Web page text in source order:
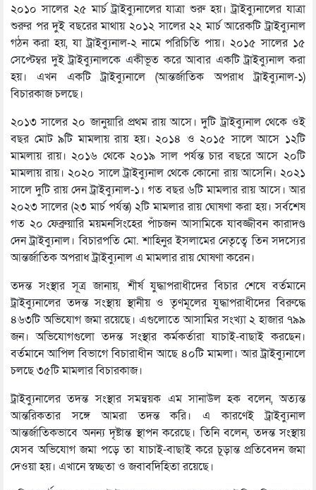
২০১০ সালের ২৫ মার্চ ট্রাইব্যুনালের যাত্রা শুরু হয়। ট্রাইব্যুনালের যাত্রা
শুরুর পর দুই বছরের মাথায় ২০১২ সালের ২২ মার্চ আরেকটি ট্রাইব্যুনাল
গঠন করা হয়, যা ট্রাইব্যুনাল-২ নামে পরিচিতি পায়। ২০১৫ সালের ১৫
সেপ্টেম্বর দুই ট্রাইব্যুনালকে একীভূত করে আবার একটি ট্রাইব্যুনাল করা
হয়। এখন একটি ট্রাইব্যুনালে (আন্তর্জাতিক অপরাধ ট্রাইব্যুনাল-১)
বিচারকাজ চলছে।
২০১৩ সালের ২০ জানুয়ারি প্রথম রায় আসে। দুটি ট্রাইব্যুনাল থেকে ওই
বছর মোট ৯টি মামলায় রায় হয়। ২০১৪ ও ২০১৫ সালে আসে ১২টি
মামলায় রায়। ২০১৬ থেকে ২০১৯ সাল পর্যন্ত চার বছরে আসে ২০টি
মামলায় রায়। ২০২০ সালে ট্রাইব্যুনাল থেকে কোনো রায় আসেনি। ২০২১
সালে দুটি রায় দেন ট্রাইব্যুনাল-১। গত বছর ৬টি মামলার রায় আসে। আর
২০২৩ সালের (২৩ মার্চ পর্যন্ত) ২টি মামলার রায় ঘোষণা করা হয়। সর্বশেষ
গত ২০ ফেব্রুয়ারি ময়মনসিংহের পাঁচজন আসামিকে যাবজ্জীবন কারাদণ্ড
দেন ট্রাইব্যুনাল। বিচারপতি মো. শাহিনুর ইসলামের নেতৃত্বে তিন সদস্যের
আন্তর্জাতিক অপরাধ ট্রাইব্যুনাল এ মামলার রায় ঘোষণা করেন।
তদন্ত সংস্থার সূত্র জানায়, শীর্ষ যুদ্ধাপরাধীদের বিচার শেষে বর্তমানে
ট্রাইব্যুনালের তদন্ত সংস্থায় স্থানীয় ও তৃণমূলের যুদ্ধাপরাধীদের বিরুদ্ধে
৪৬৩টি অভিযোগ জমা রয়েছে। এগুলোতে আসামির সংখ্যা ২ হাজার ৭৯৯
জন। অভিযোগগুলো তদন্ত সংস্থার কর্মকর্তারা যাচাই-বাছাই করছেন।
বর্তমানে আপিল বিভাগে বিচারাধীন আছে ৪০টি মামলা। আর ট্রাইব্যুনালে
চলছে ৩৫টি মামলার বিচারকাজ।
ট্রাইব্যুনালের তদন্ত সংস্থার সমন্বয়ক এম সানাউল হক বলেন, অত্যন্ত
আন্তরিকতার সঙ্গে আমরা তদন্ত করি। এ কারণেই ট্রাইব্যুনাল
আন্তর্জাতিকভাবে অনন্য দৃষ্টান্ত স্থাপন করেছে। তিনি বলেন, তদন্ত সংস্থায়
যেসব অভিযোগ জমা পড়ে তা যাচাই-বাছাই করে চূড়ান্ত প্রতিবেদন জমা
দেওয়া হয়। এখানে স্বচ্ছতা ও জবাবদিহিতা রয়েছে।